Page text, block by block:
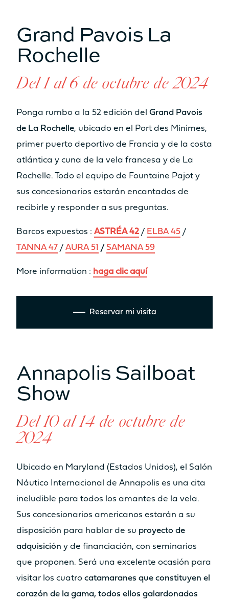
Grand Pavois La
Rochelle
Del 1 al 6 de octubre de 2024
Ponga rumbo a la 52 edición del Grand Pavois
de La Rochelle, ubicado en el Port des Minimes,
primer puerto deportivo de Francia y de la costa
atlántica y cuna de la vela francesa y de La
Rochelle. Todo el equipo de Fountaine Pajot y
sus concesionarios estarán encantados de
recibirle y responder a sus preguntas.
Barcos expuestos : ASTRÉA 42 / ELBA 45 /
TANNA 47 / AURA 51 / SAMANA 59
More information : haga clic aquí
Reservar mi visita
Annapolis Sailboat
Show
Del 10 al 14 de octubre de
2024
Ubicado en Maryland (Estados Unidos), el Salón
Náutico Internacional de Annapolis es una cita
ineludible para todos los amantes de la vela.
Sus concesionarios americanos estarán a su
disposición para hablar de su proyecto de
adquisición y de financiación, con seminarios
que proponen. Será una excelente ocasión para
visitar los cuatro catamaranes que constituyen el
corazón de la gama, todos ellos galardonados